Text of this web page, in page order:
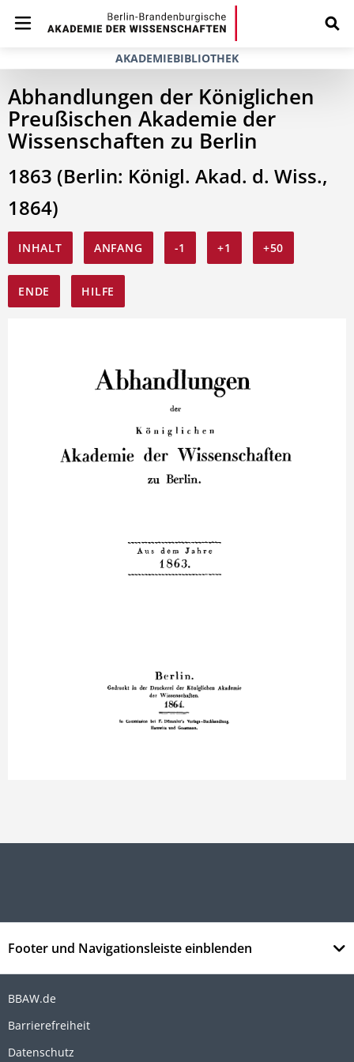
AKADEMIEBIBLIOTHEK
Abhandlungen der Königlichen
Preußischen Akademie der
Wissenschaften zu Berlin
1863 (Berlin: Königl. Akad. d. Wiss.,
1864)
INHALT ANFANG -1 +1 +50
ENDE HILFE
Footer und Navigationsleiste einblenden
BBAW.de
Barrierefreiheit
Datenschutz